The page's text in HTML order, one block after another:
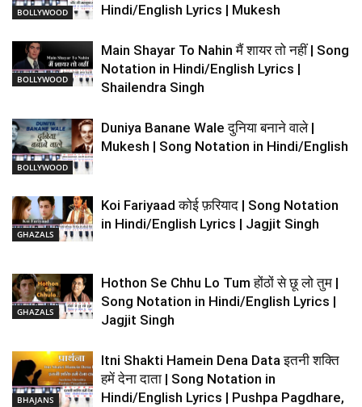
BOLLYWOOD
Hindi/English Lyrics | Mukesh
BOLLYWOOD
Main Shayar To Nahin मैं शायर तो नहीं | Song
Notation in Hindi/English Lyrics |
Shailendra Singh
BOLLYWOOD
Duniya Banane Wale दुनिया बनाने वाले |
Mukesh | Song Notation in Hindi/English
GHAZALS
Koi Fariyaad कोई फ़रियाद | Song Notation
in Hindi/English Lyrics | Jagjit Singh
GHAZALS
Hothon Se Chhu Lo Tum होंठों से छू लो तुम |
Song Notation in Hindi/English Lyrics |
Jagjit Singh
BHAJANS
Itni Shakti Hamein Dena Data इतनी शक्ति
हमें देना दाता | Song Notation in
Hindi/English Lyrics | Pushpa Pagdhare,